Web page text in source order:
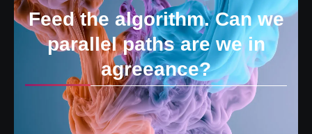
Feed the algorithm. Can we
parallel paths are we in
agreeance?